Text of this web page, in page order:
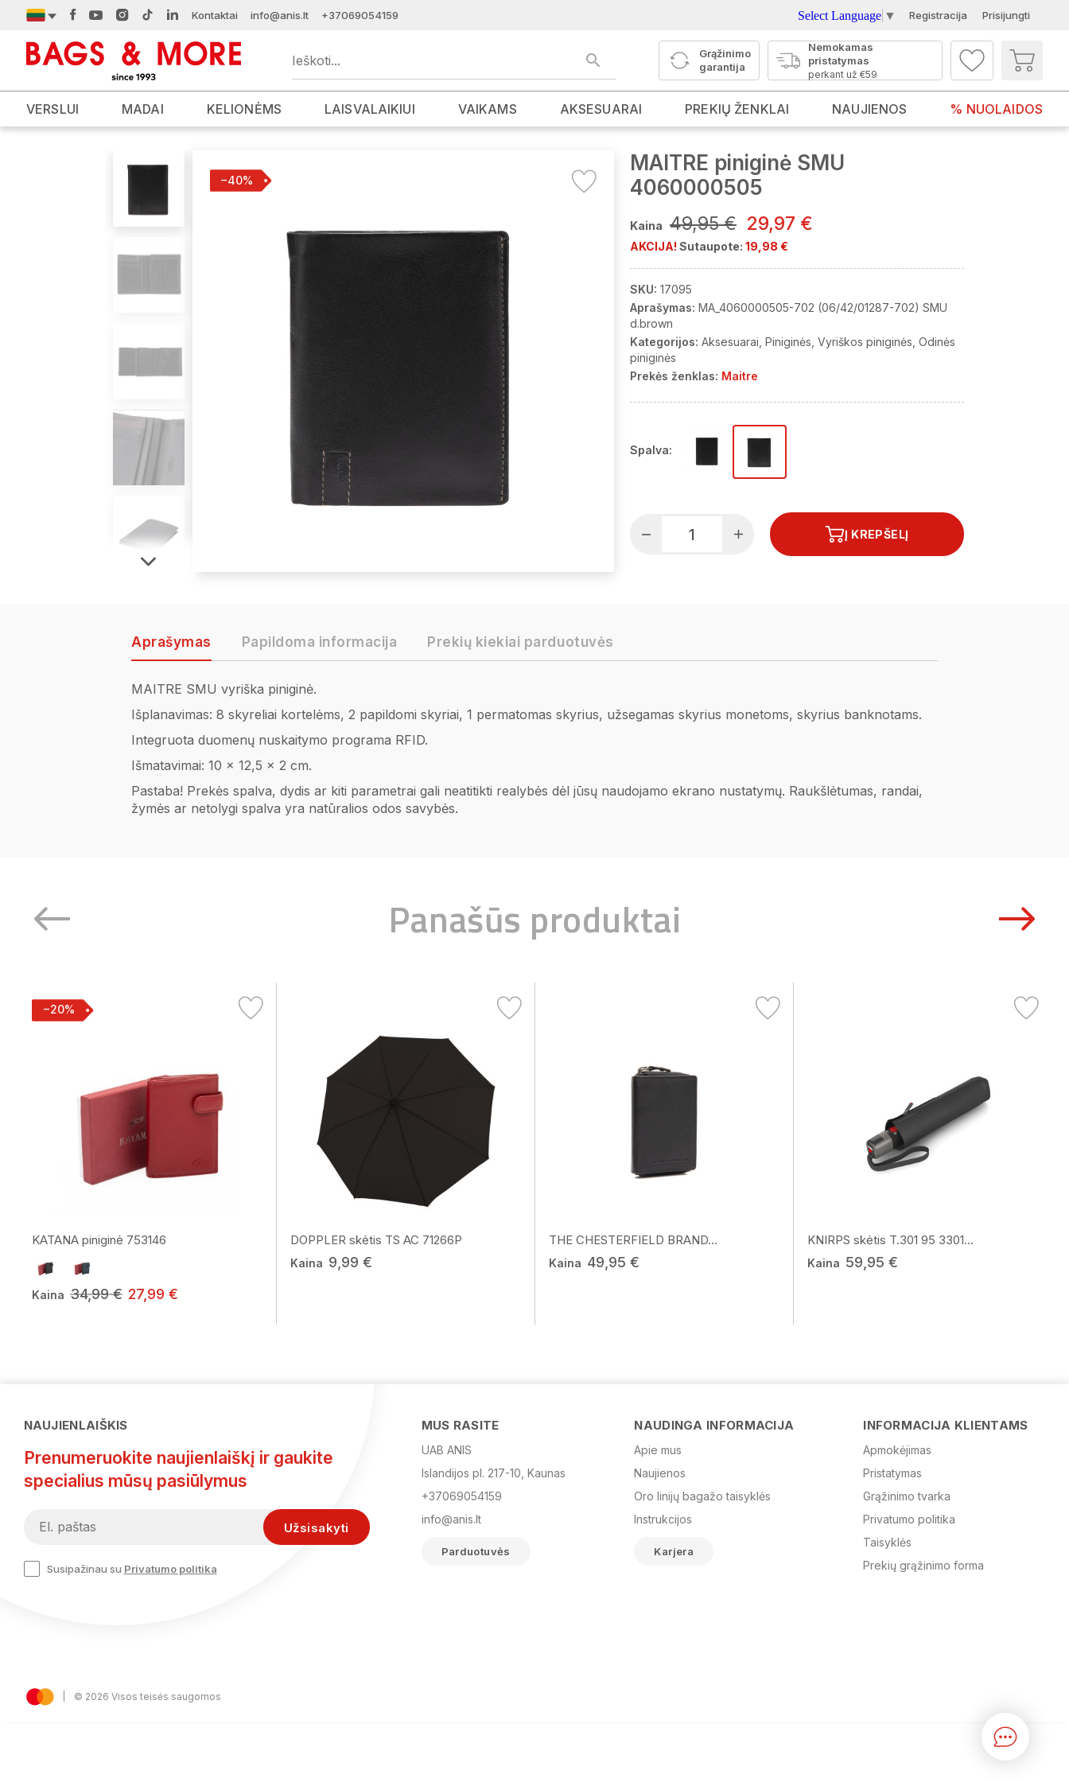
Kontaktai info@anis.lt +37069054159 Select Language ▼ Registracija Prisijungti
Grąžinimo
garantija
Nemokamas
pristatymas
perkant už €59
VERSLUI MADAI KELIONĖMS LAISVALAIKIUI VAIKAMS AKSESUARAI PREKIŲ ŽENKLAI NAUJIENOS % NUOLAIDOS
−40%
MAITRE piniginė SMU
4060000505
Kaina 49,95 € 29,97 €
AKCIJA! Sutaupote: 19,98 €
SKU: 17095
Aprašymas: MA_4060000505-702 (06/42/01287-702) SMU
d.brown
Kategorijos: Aksesuarai Piniginės Vyriškos piniginės Odinės
piniginės
Prekės ženklas: Maitre
Spalva:
Į KREPŠELĮ
Aprašymas Papildoma informacija Prekių kiekiai parduotuvės
MAITRE SMU vyriška piniginė.
Išplanavimas: 8 skyreliai kortelėms, 2 papildomi skyriai, 1 permatomas skyrius, užsegamas skyrius monetoms, skyrius banknotams.
Integruota duomenų nuskaitymo programa RFID.
Išmatavimai: 10 x 12,5 x 2 cm.
Pastaba! Prekės spalva, dydis ar kiti parametrai gali neatitikti realybės dėl jūsų naudojamo ekrano nustatymų. Raukšlėtumas, randai,
žymės ar netolygi spalva yra natūralios odos savybės.
Panašūs produktai
−20%
KATANA piniginė 753146
Kaina 34,99 € 27,99 €
DOPPLER skėtis TS AC 71266P
Kaina 9,99 €
THE CHESTERFIELD BRAND...
Kaina 49,95 €
KNIRPS skėtis T.301 95 3301...
Kaina 59,95 €
NAUJIENLAIŠKIS
Prenumeruokite naujienlaiškį ir gaukite
specialius mūsų pasiūlymus
Susipažinau su Privatumo politika
MUS RASITE
UAB ANIS
Islandijos pl. 217-10, Kaunas
+37069054159
info@anis.lt
Parduotuvės
NAUDINGA INFORMACIJA
Apie mus
Naujienos
Oro linijų bagažo taisyklės
Instrukcijos
Karjera
INFORMACIJA KLIENTAMS
Apmokėjimas
Pristatymas
Grąžinimo tvarka
Privatumo politika
Taisyklės
Prekių grąžinimo forma
© 2026 Visos teisės saugomos